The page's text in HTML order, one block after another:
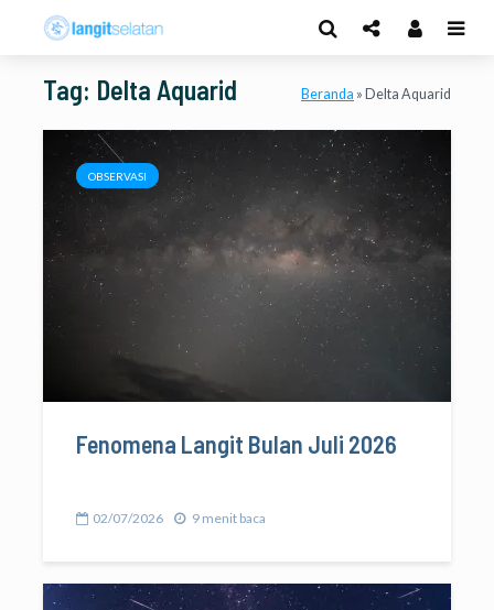
Tag: Delta Aquarid Beranda » Delta Aquarid
OBSERVASI
Fenomena Langit Bulan Juli 2026
02/07/2026 9 menit baca